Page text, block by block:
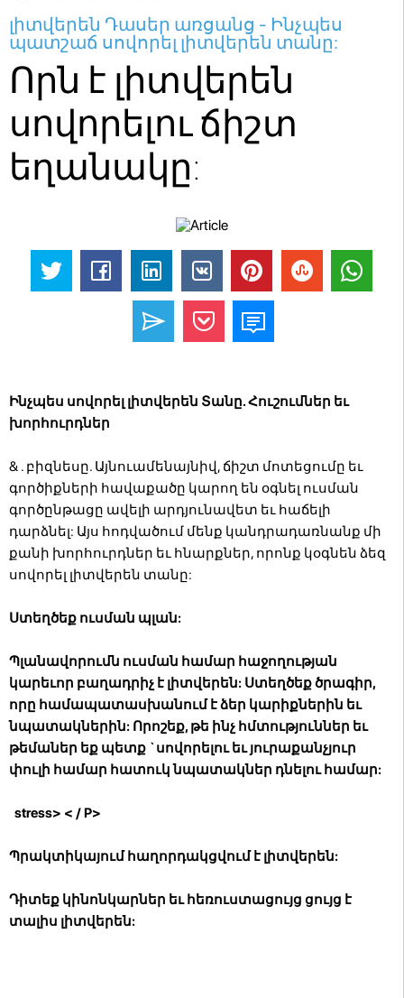
լիտվերեն Դասեր առցանց - Ինչպես
պատշաճ սովորել լիտվերեն տանը:
Որն է լիտվերեն
սովորելու ճիշտ
եղանակը:
Ինչպես սովորել լիտվերեն Տանը. Հուշումներ եւ
խորհուրդներ
& . բիզնեսը. Այնուամենայնիվ, ճիշտ մոտեցումը եւ
գործիքների հավաքածը կարող են օգնել ուսման
գործընթացը ավելի արդյունավետ եւ հաճելի
դարձնել: Այս հոդվածում մենք կանդրադառնանք մի
քանի խորհուրդներ եւ հնարքներ, որոնք կօգնեն ձեզ
սովորել լիտվերեն տանը:
Ստեղծեք ուսման պլան:
Պլանավորումն ուսման համար հաջողության
կարեւոր բաղադրիչ է լիտվերեն: Ստեղծեք ծրագիր,
որը համապատասխանում է ձեր կարիքներին եւ
նպատակներին: Որոշեք, թե ինչ հմտություններ եւ
թեմաներ եք պետք `սովորելու եւ յուրաքանչյուր
փուլի համար հատուկ նպատակներ դնելու համար:
stress> < / P>
Պրակտիկայում հաղորդակցվում է լիտվերեն:
Դիտեք կինոնկարներ եւ հեռուստացույց ցույց է
տալիս լիտվերեն: